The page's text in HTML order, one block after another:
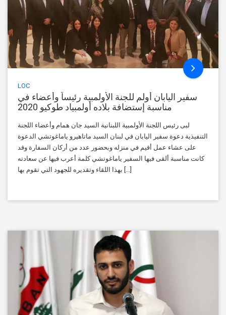
LOC
سفير اليابان أولم للجنة الأولمبية رئيساً وأعضاء في
مناسبة إستضافة بلاده أولمبياد طوكيو 2020
لبى رئيس اللجنة الأولمبية اللبنانية السيد جان همام وأعضاء اللجنة
التنفيذية دعوة سفير اليابان في لبنان السيد ماتاهيرو ياماغوتشي الدعوة
على عشاء عمل أقيم في منزله وبحضور عدد من أركان السفارة وقد
كانت مناسبة ألقى فيها السفير ياماغوتشي كلمة أعرب فيها عن سعادته
بهذا اللقاء وتقديره للجهود التي تقوم بها […]